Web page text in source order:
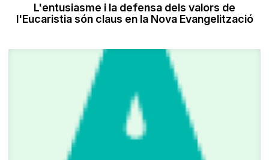
L'entusiasme i la defensa dels valors de
l'Eucaristia són claus en la Nova Evangelització